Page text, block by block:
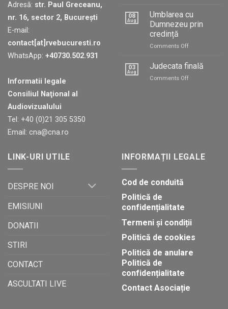
Adresă: str. Paul Greceanu,
nr. 16, sector 2, București
E-mail:
contact[at]rvebucuresti.ro
WhatsApp: +40730.502.931
Informatii legale
Consiliul Naţional al
Audiovizualului
Tel: +40 (0)21 305 5350
Email: cna@cna.ro
păcii
08
Aug
Umblarea cu
Dumnezeu prin
credință
Comments Offon
cu
03
Aug
Judecata finală
Comments Offon
LINK-URI UTILE
DESPRE NOI
EMISIUNI
DONATII
STIRI
CONTACT
ASCULTATI LIVE
INFORMAȚII LEGALE
Cod de conduită
Politică de
confidențialitate
Termeni și condiții
Politică de cookies
Politică de anulare
Politică de
confidențialitate
Contact Asociație